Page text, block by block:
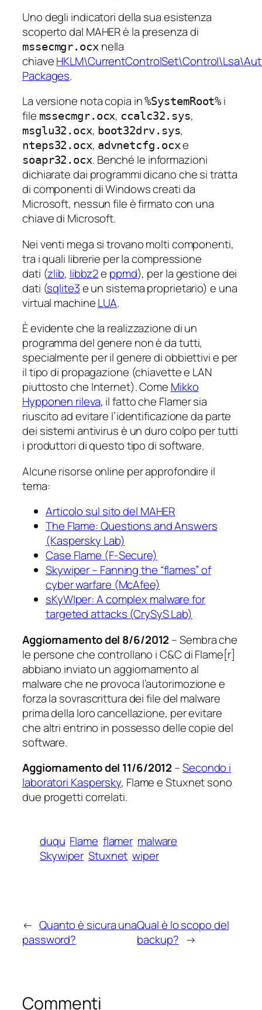
Uno degli indicatori della sua esistenza
scoperto dal MAHER è la presenza di
mssecmgr.ocxnella
chiave
Packages.
La versione nota copia in%SystemRoot% i
file mssecmgr.ocx, ccalc32.sys,
msglu32.ocx, boot32drv.sys,
nteps32.ocx, advnetcfg.ocxe
soapr32.ocx. Benché le informazioni
dichiarate dai programmi dicano che si tratta
di componenti di Windows creati da
Microsoft, nessun file è firmato con una
chiave di Microsoft.
Nei venti mega si trovano molti componenti,
tra i quali librerie per la compressione
dati (zlib, libbz2e ppmd), per la gestione dei
dati (sqlite3e un sistema proprietario) e una
virtual machineLUA.
È evidente che la realizzazione di un
programma del genere non è da tutti,
specialmente per il genere di obbiettivi e per
il tipo di propagazione (chiavette e LAN
piuttosto che Internet). Come Mikko
Hypponen rileva, il fatto che Flamer sia
riuscito ad evitare l’identificazione da parte
dei sistemi antivirus è un duro colpo per tutti
i produttori di questo tipo di software.
Alcune risorse online per approfondire il
tema:
Articolo sul sito del MAHER
The Flame: Questions and Answers
(Kaspersky Lab)
Case Flame (F-Secure)
Skywiper – Fanning the “flames” of
cyber warfare (McAfee)
sKyWIper: A complex malware for
targeted attacks (CrySyS Lab)
Aggiornamento del 8/6/2012 – Sembra che
le persone che controllano i C&C di Flame[r]
abbiano inviato un aggiornamento al
malware che ne provoca l’autorimozione e
forza la sovrascrittura dei file del malware
prima della loro cancellazione, per evitare
che altri entrino in possesso delle copie del
software.
Aggiornamento del 11/6/2012 –Secondo i
laboratori Kaspersky, Flame e Stuxnet sono
due progetti correlati.
duqu Flame flamer malware
Skywiper Stuxnet wiper
← Quanto è sicura una
password?
Qual è lo scopo del
backup? →
Commenti